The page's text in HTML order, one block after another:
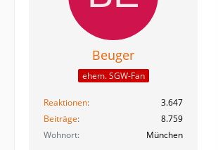
Beuger
ehem. SGW-Fan
Reaktionen
3.647
Beiträge
8.759
Wohnort
München